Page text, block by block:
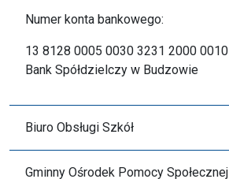
Numer konta bankowego:
13 8128 0005 0030 3231 2000 0010
Bank Spółdzielczy w Budzowie
Biuro Obsługi Szkół
Gminny Ośrodek Pomocy Społecznej